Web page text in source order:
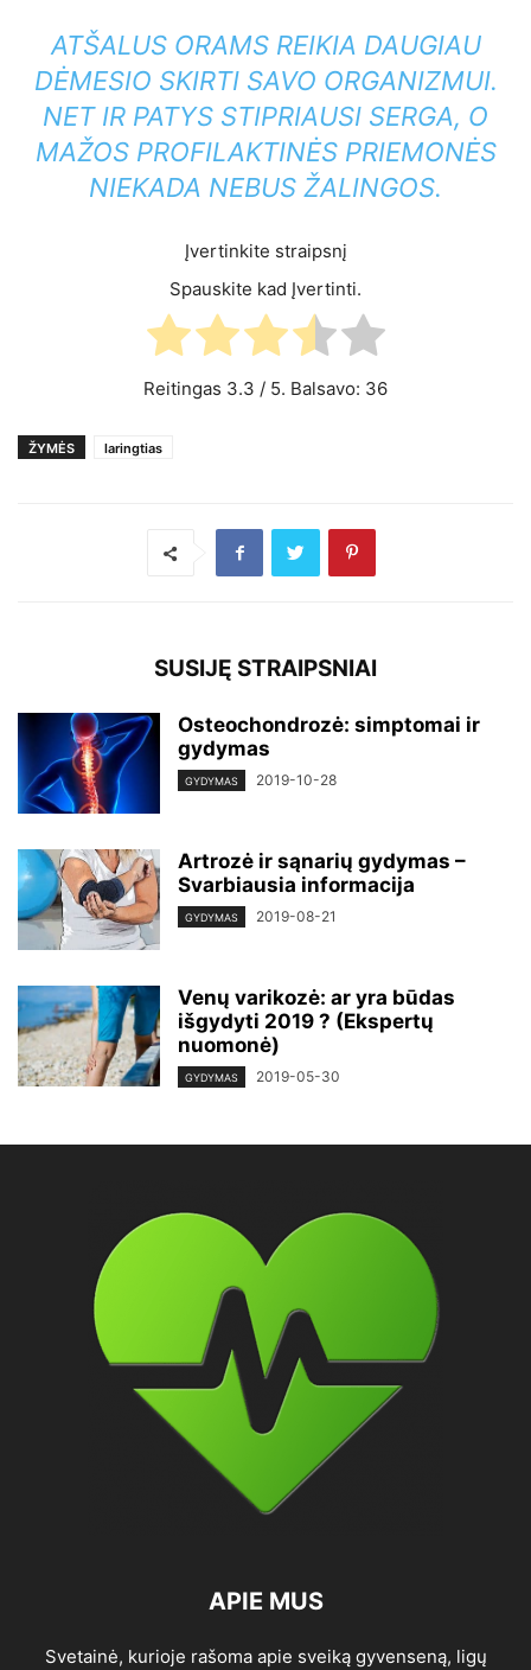
ATŠALUS ORAMS REIKIA DAUGIAU
DĖMESIO SKIRTI SAVO ORGANIZMUI.
NET IR PATYS STIPRIAUSI SERGA, O
MAŽOS PROFILAKTINĖS PRIEMONĖS
NIEKADA NEBUS ŽALINGOS.
Įvertinkite straipsnį
Spauskite kad Įvertinti.
Reitingas 3.3 / 5. Balsavo: 36
ŽYMĖS laringtias
SUSIJĘ STRAIPSNIAI
Osteochondrozė: simptomai ir
gydymas
GYDYMAS 2019-10-28
Artrozė ir sąnarių gydymas –
Svarbiausia informacija
GYDYMAS 2019-08-21
Venų varikozė: ar yra būdas
išgydyti 2019 ? (Ekspertų
nuomonė)
GYDYMAS 2019-05-30
APIE MUS
Svetainė, kurioje rašoma apie sveiką gyvenseną, ligų